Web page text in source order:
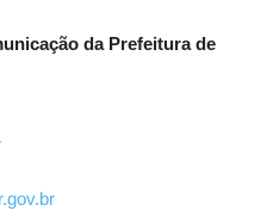
da Prefeitura de